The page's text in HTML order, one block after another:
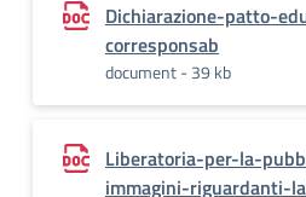
Dichiarazione-patto-
corresponsab
document - 39 kb
Liberatoria-per-la-
immagini-riguardanti-